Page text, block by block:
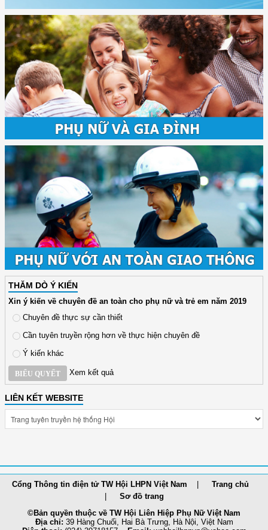
THĂM DÒ Ý KIẾN
Xin ý kiến về chuyên đề an toàn cho phụ nữ và trẻ em năm 2019
Chuyên đề thực sự cần thiết
Cần tuyên truyền rộng hơn về thực hiện chuyên đề
Ý kiến khác
BIỂU QUYẾT Xem kết quả
LIÊN KẾT WEBSITE
Cổng Thông tin điện tử TW Hội LHPN Việt Nam
Trang chủ
Sơ đồ trang
©Bản quyền thuộc về TW Hội Liên Hiệp Phụ Nữ Việt Nam
Địa chỉ: 39 Hàng Chuối, Hai Bà Trưng, Hà Nội, Việt Nam